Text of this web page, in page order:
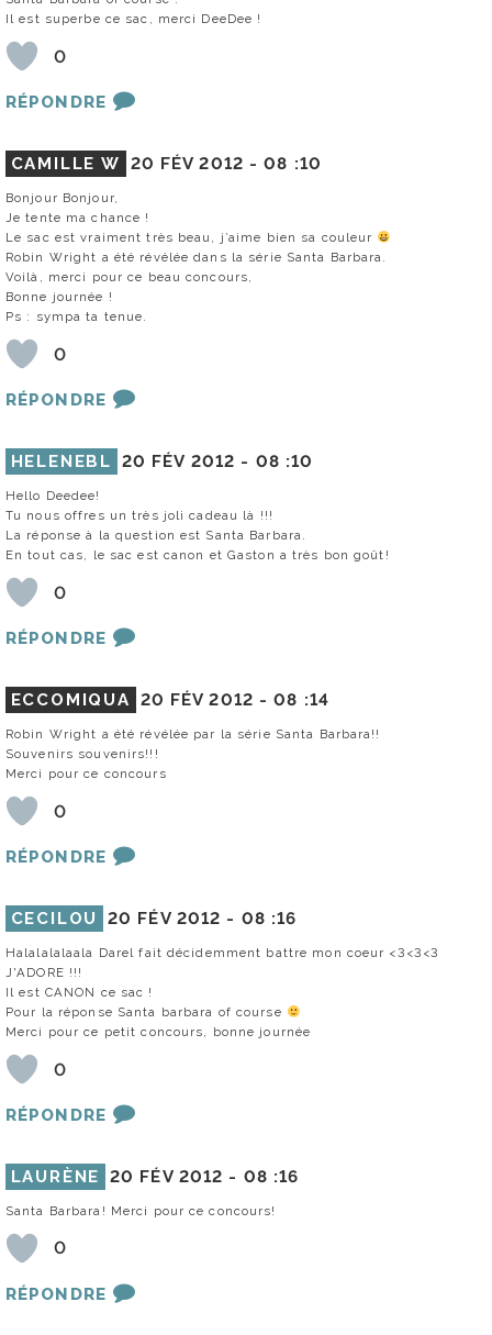
Il est superbe ce sac, merci DeeDee !
0
RÉPONDRE
CAMILLE W 20 FÉV 2012 -08 :10
Bonjour Bonjour,
Je tente ma chance !
Le sac est vraiment très beau, j’aime bien sa couleur
Robin Wright a été révélée dans la série Santa Barbara.
Voilà, merci pour ce beau concours,
Bonne journée !
Ps : sympa ta tenue.
0
RÉPONDRE
HELENEBL 20 FÉV 2012 - 08 :10
Hello Deedee!
Tu nous offres un très joli cadeau là !!!
La réponse à la question est Santa Barbara.
En tout cas, le sac est canon et Gaston a très bon goût!
0
RÉPONDRE
ECCOMIQUA 20 FÉV 2012 -08 :14
Robin Wright a été révélée par la série Santa Barbara!!
Souvenirs souvenirs!!!
Merci pour ce concours
0
RÉPONDRE
CECILOU 20 FÉV 2012 - 08 :16
Halalalalaala Darel fait décidemment battre mon coeur <3<3<3
J'ADORE !!!
Il est CANON ce sac !
Pour la réponse Santa barbara of course
Merci pour ce petit concours, bonne journée
0
RÉPONDRE
LAURÈNE 20 FÉV 2012 - 08 :16
Santa Barbara! Merci pour ce concours!
0
RÉPONDRE